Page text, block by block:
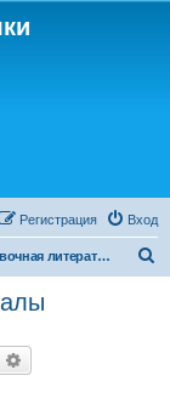
Вход
Регистрация
Справочная литература и матералы
Поиск